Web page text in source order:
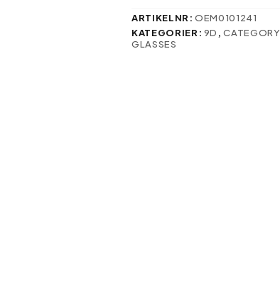
mängd
ARTIKELNR:OEM0101241
KATEGORIER: 9D ,CATEGORY
GLASSES